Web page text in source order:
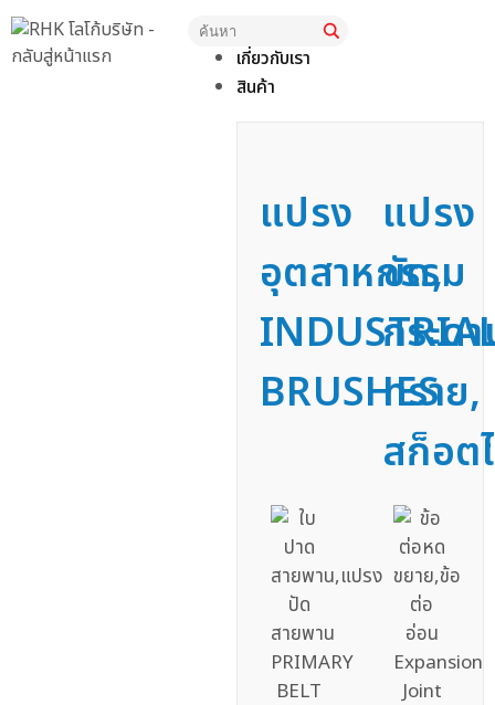
เกี่ยวกับเรา
สินค้า
แปรง
อุตสาหกรรม
BRUSHES
แปรง
ขัด,
กระด
ทราย,
สก็อต